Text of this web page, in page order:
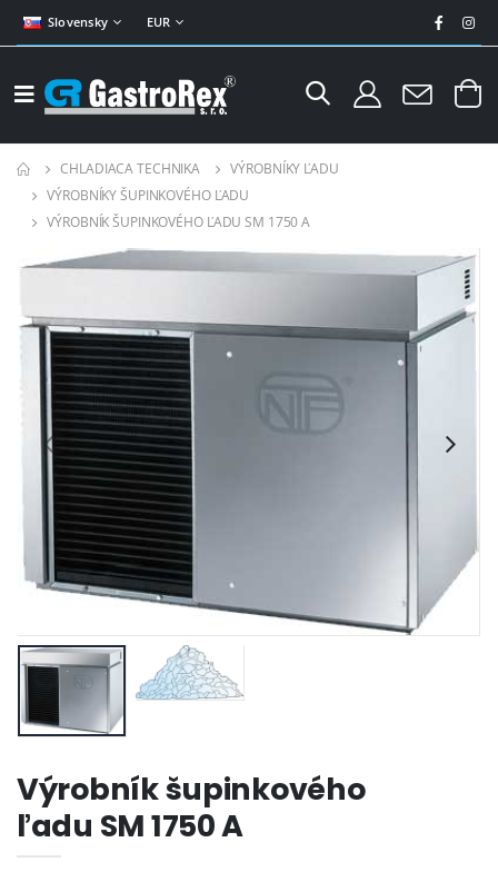
Slovensky EUR
CHLADIACA TECHNIKA
VÝROBNÍKY ĽADU
VÝROBNÍKY ŠUPINKOVÉHO ĽADU
VÝROBNÍK ŠUPINKOVÉHO ĽADU SM 1750 A
Výrobník šupinkového
ľadu SM 1750 A